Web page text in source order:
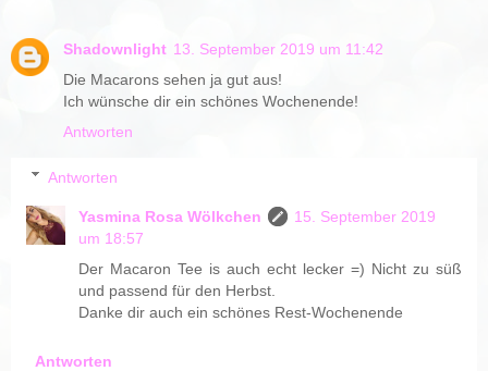
Shadownlight 13. September 2019 um 11:42
Die Macarons sehen ja gut aus!
Ich wünsche dir ein schönes Wochenende!
Antworten
Antworten
Yasmina Rosa Wölkchen
15. September 2019
um 18:57
Der Macaron Tee is auch echt lecker =) Nicht zu süß
und passend für den Herbst.
Danke dir auch ein schönes Rest-Wochenende
Antworten